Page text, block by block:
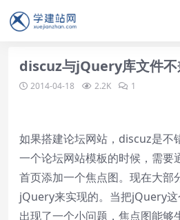
discuz与jQuery库文件不
2014-04-18 2.2K 1
如果搭建论坛网站，discuz是不
一个论坛网站模板的时候，需要
首页添加一个焦点图。现在大部
jQuery来实现的。当把jQuery
出现了一个小问题，焦点图能